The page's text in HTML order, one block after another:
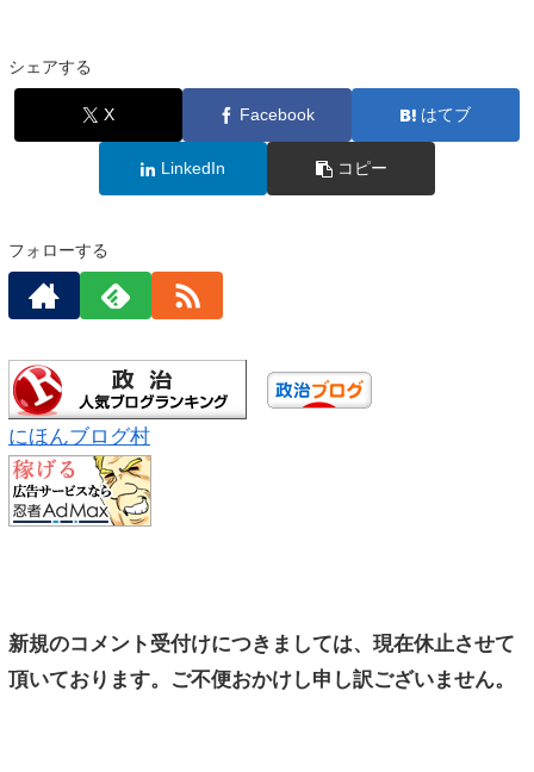
シェアする
X Facebook はてブ
LinkedIn コピー
フォローする
にほんブログ村
新規のコメント受付けにつきましては、現在休止させて
頂いております。ご不便おかけし申し訳ございません。